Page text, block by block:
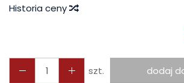
Historia ceny
szt. dodaj